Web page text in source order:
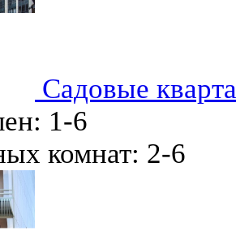
Садовые
1-6
комнат: 2-6